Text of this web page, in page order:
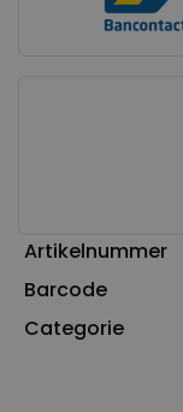
Artikelnummer
Barcode
Categorie